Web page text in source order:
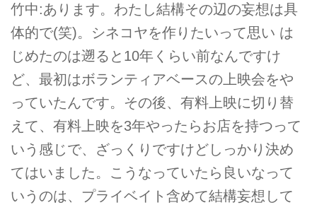
竹中:あります。わたし結構その辺の妄想は具
体的で(笑)。シネコヤを作りたいって思い は
じめたのは遡ると10年くらい前なんですけ
ど、最初はボランティアベースの上映会をや
っていたんです。その後、有料上映に切り替
えて、有料上映を3年やったらお店を持つって
いう感じで、ざっくりですけどしっかり決め
てはいました。こうなっていたら良いなって
いうのは、プライベイト含めて結構妄想して